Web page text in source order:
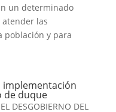
un determinado
las
población y para
implementación
de duque
EL DESGOBIERNO DEL